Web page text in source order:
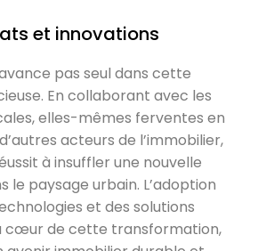
et innovations
pas seul dans cette
En collaborant avec les
elles-mêmes ferventes en
acteurs de l’immobilier,
à insuffler une nouvelle
le paysage urbain. L’adoption
et des solutions
cœur de cette transformation,